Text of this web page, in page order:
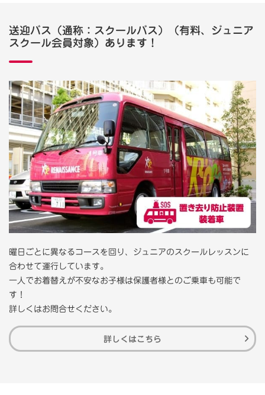
送迎バス（通称：スクールバス）（有料、ジュニア
スクール会員対象）あります！
曜日ごとに異なるコースを回り、ジュニアのスクールレッスンに
合わせて運行しています。
一人でお着替えが不安なお子様は保護者様とのご乗車も可能で
す！
詳しくはお問合せください。
詳しくはこちら